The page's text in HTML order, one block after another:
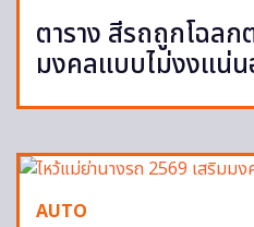
ตาราง สีรถถูกโฉลก
มงคลแบบไม่งงแน่
AUTO